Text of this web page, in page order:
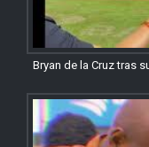
Bryan de la Cruz tras